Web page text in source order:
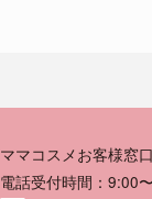
ママコスメお客様窓口
電話受付時間：9:00